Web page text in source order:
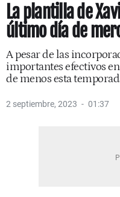
La plantilla de
último día de
A pesar de las
importantes efectivos
de menos esta
2 septiembre, 2023 01:37